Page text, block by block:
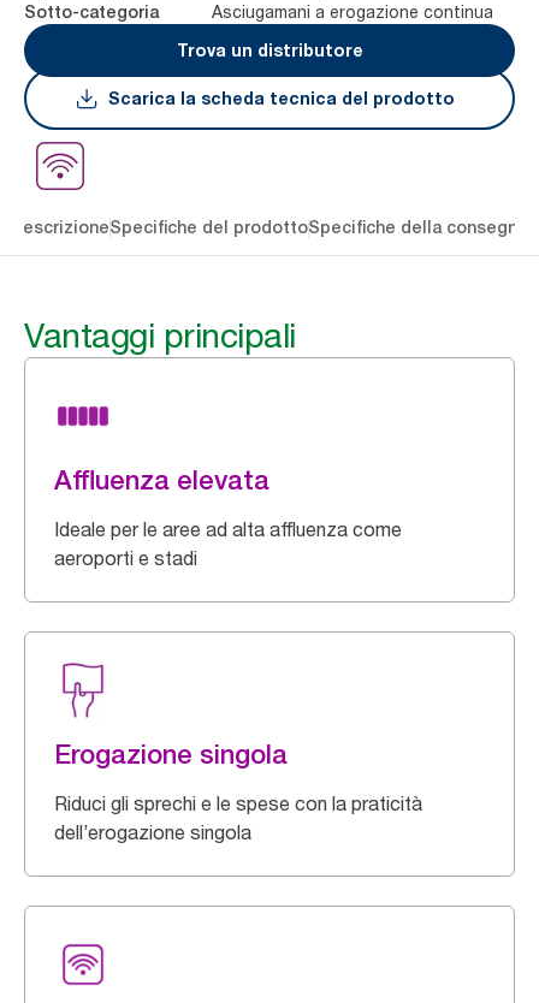
Sotto-categoria
Asciugamani a erogazione continua
Trova un distributore
Scarica la scheda tecnica del prodotto
DescrizioneSpecifiche del prodottoSpecifiche della consegna
Vantaggi principali
Affluenza elevata
Ideale per le aree ad alta affluenza come
aeroporti e stadi
Erogazione singola
Riduci gli sprechi e le spese con la praticità
dell’erogazione singola